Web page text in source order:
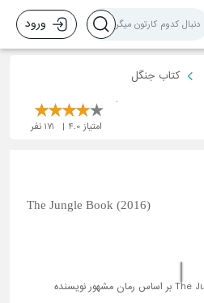
ورود
کتاب جنگل
امتیاز 4.0
171 نفر
The Jungle Book (2016)
انیمیشن کتاب جنگل The Jungle Book بر اساس رمان مشهور نویسنده